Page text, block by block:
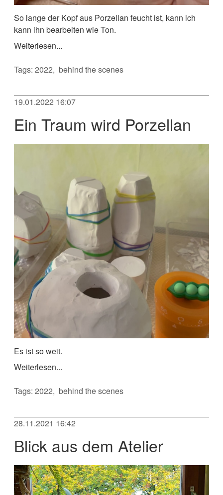
So lange der Kopf aus Porzellan feucht ist, kann ich
kann ihn bearbeiten wie Ton.
Weiterlesen...
Tags:2022 behind the scenes
19.01.2022 16:07
Ein Traum wird Porzellan
Es ist so weit.
Weiterlesen...
Tags:2022 behind the scenes
28.11.2021 16:42
Blick aus dem Atelier